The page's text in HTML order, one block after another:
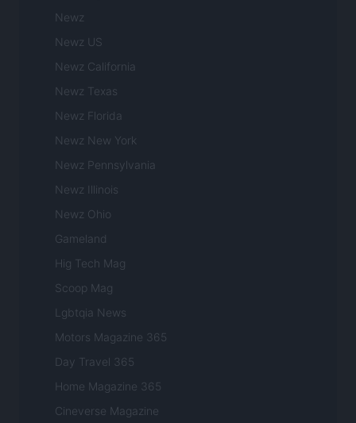
Newz
Newz US
Newz California
Newz Texas
Newz Florida
Newz New York
Newz Pennsylvania
Newz Illinois
Newz Ohio
Gameland
Hig Tech Mag
Scoop Mag
Lgbtqia News
Motors Magazine 365
Day Travel 365
Home Magazine 365
Cineverse Magazine